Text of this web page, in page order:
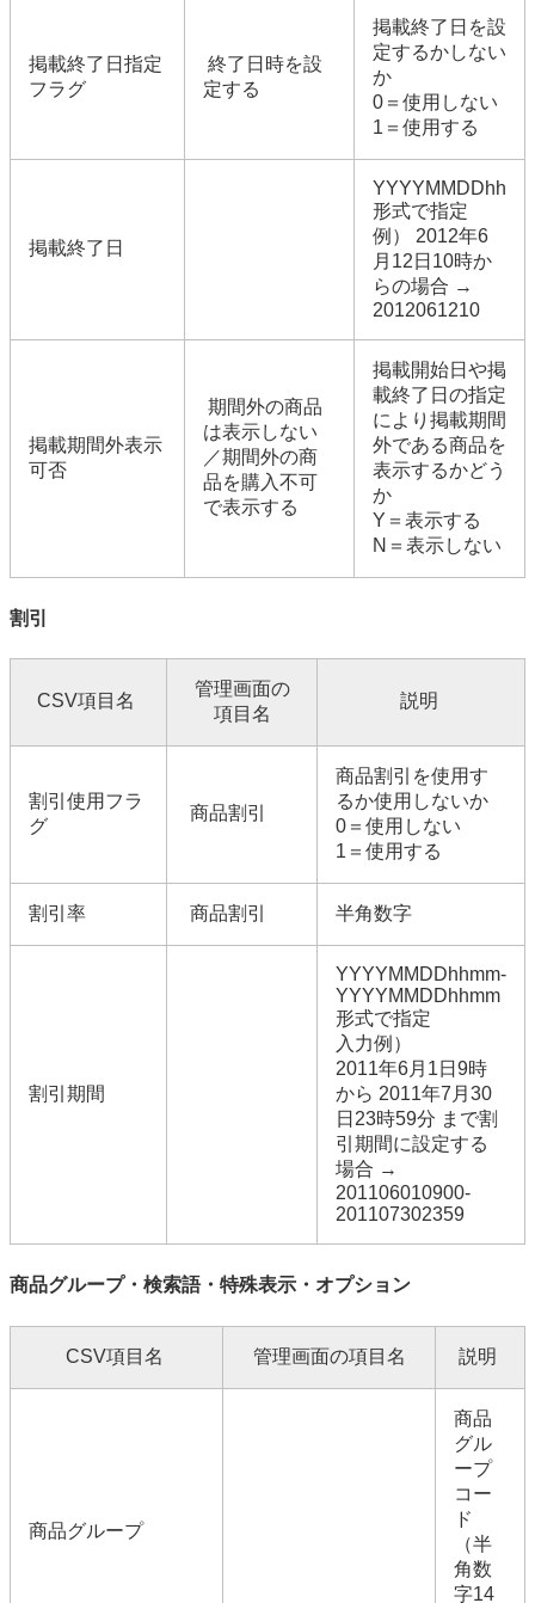
掲載終了日指定
フラグ
終了日時を設
定する
掲載終了日を設
定するかしない
か
0＝使用しない
1＝使用する
掲載終了日
YYYYMMDDhh
形式で指定
例） 2012年6
月12日10時か
らの場合 →
2012061210
掲載期間外表示
可否
期間外の商品
は表示しない
／期間外の商
品を購入不可
で表示する
掲載開始日や掲
載終了日の指定
により掲載期間
外である商品を
表示するかどう
か
Y＝表示する
N＝表示しない
割引
CSV項目名
管理画面の
項目名
説明
割引使用フラ
グ
商品割引
商品割引を使用す
るか使用しないか
0＝使用しない
1＝使用する
割引率 商品割引 半角数字
割引期間
YYYYMMDDhhmm-
YYYYMMDDhhmm
形式で指定
入力例）
2011年6月1日9時
から 2011年7月30
日23時59分 まで割
引期間に設定する
場合 →
201106010900-
201107302359
商品グループ・検索語・特殊表示・オプション
CSV項目名 管理画面の項目名 説明
商品グループ
商品
グル
ープ
コー
ド
（半
角数
字14